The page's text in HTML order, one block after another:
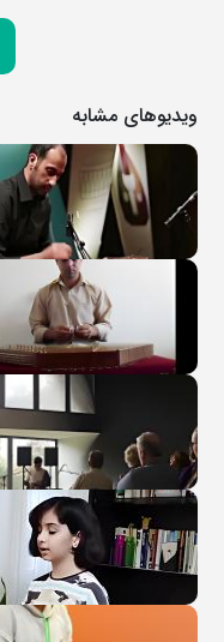
ویدیوهای مشابه